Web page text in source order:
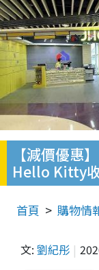
【減價優惠
Hello Kitty
首頁 購物情
文: 劉紀彤